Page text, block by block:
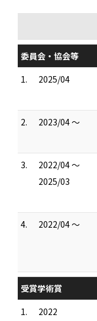
委員会・協会等
1.
2025/04
2. 2023/04 ～
3.
2022/04 ～
2025/03
4. 2022/04 ～
受賞学術賞
1.
2022